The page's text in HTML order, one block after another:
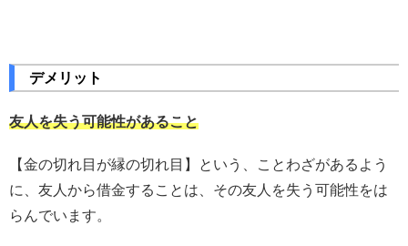
デメリット
友人を失う可能性があること
【金の切れ目が縁の切れ目】という、ことわざがあるよう
に、友人から借金することは、その友人を失う可能性をは
らんでいます。